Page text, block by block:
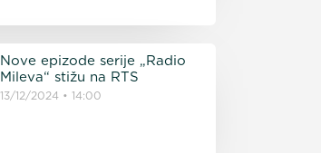
Nove epizode serije „Radio
Mileva“ stižu na RTS
13/12/2024 14:00